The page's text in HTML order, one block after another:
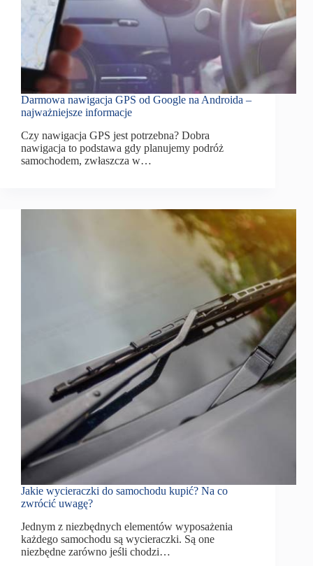
Darmowa nawigacja GPS od Google na Androida –
najważniejsze informacje
Czy nawigacja GPS jest potrzebna? Dobra
nawigacja to podstawa gdy planujemy podróż
samochodem, zwłaszcza w…
Jakie wycieraczki do samochodu kupić? Na co
zwrócić uwagę?
Jednym z niezbędnych elementów wyposażenia
każdego samochodu są wycieraczki. Są one
niezbędne zarówno jeśli chodzi…